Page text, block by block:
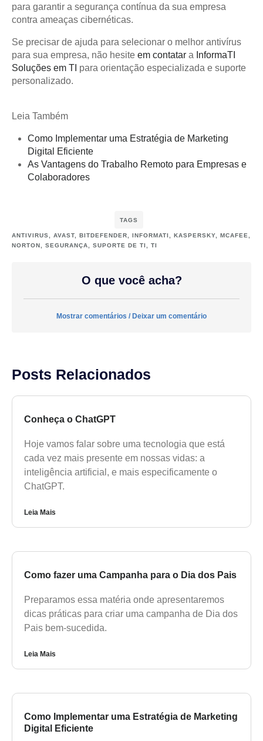
para garantir a segurança contínua da sua empresa
contra ameaças cibernéticas.
Se precisar de ajuda para selecionar o melhor antivírus
para sua empresa, não hesite em contatar a InformaTI
Soluções em TI para orientação especializada e suporte
personalizado.
Leia Também
Como Implementar uma Estratégia de Marketing
Digital Eficiente
As Vantagens do Trabalho Remoto para Empresas e
Colaboradores
TAGS
ANTIVIRUS AVAST BITDEFENDER INFORMATI KASPERSKY MCAFEE
NORTON
SEGURANÇA SUPORTE DE TI TI
O que você acha?
Mostrar comentários / Deixar um comentário
Posts Relacionados
Conheça o ChatGPT
Hoje vamos falar sobre uma tecnologia que está
cada vez mais presente em nossas vidas: a
inteligência artificial, e mais especificamente o
ChatGPT.
Leia Mais
Como fazer uma Campanha para o Dia dos Pais
Preparamos essa matéria onde apresentaremos
dicas práticas para criar uma campanha de Dia dos
Pais bem-sucedida.
Leia Mais
Como Implementar uma Estratégia de Marketing
Digital Eficiente